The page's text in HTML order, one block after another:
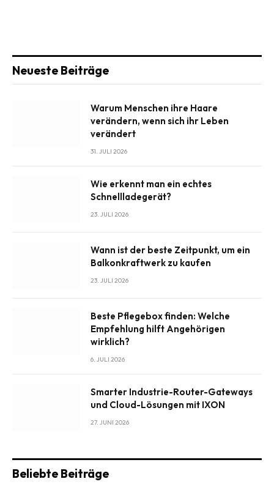
Neueste Beiträge
Warum Menschen ihre Haare
verändern, wenn sich ihr Leben
verändert
31. JULI 2026
Wie erkennt man ein echtes
Schnellladegerät?
23. JULI 2026
Wann ist der beste Zeitpunkt, um ein
Balkonkraftwerk zu kaufen
23. JULI 2026
Beste Pflegebox finden: Welche
Empfehlung hilft Angehörigen
wirklich?
6. JULI 2026
Smarter Industrie-Router-Gateways
und Cloud-Lösungen mit IXON
27. JUNI 2026
Beliebte Beiträge